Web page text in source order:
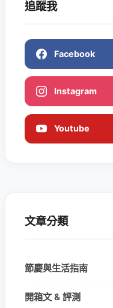
追蹤我
Facebook
Instagram
Youtube
文章分類
節慶與生活指南
開箱文 & 評測